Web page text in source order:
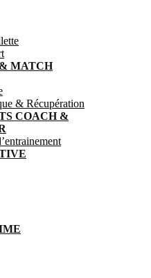
MATCH
& Récupération
COACH &